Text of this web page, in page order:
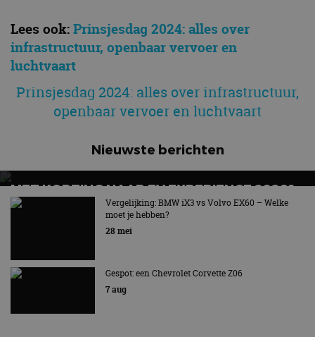
Lees ook:Prinsjesdag 2024: alles over
infrastructuur, openbaar vervoer en
luchtvaart
Prinsjesdag 2024: alles over infrastructuur,
openbaar vervoer en luchtvaart
Nieuwste berichten
MET KORTING NAAR EV EXPERIENCE 2026?
AUTORAI REGELT HET!
EV Experience 2026 van 24 tot 26 september
Vergelijking: BMW iX3 vs Volvo EX60 – Welke
moet je hebben?
28 mei
Gespot: een Chevrolet Corvette Z06
7 aug